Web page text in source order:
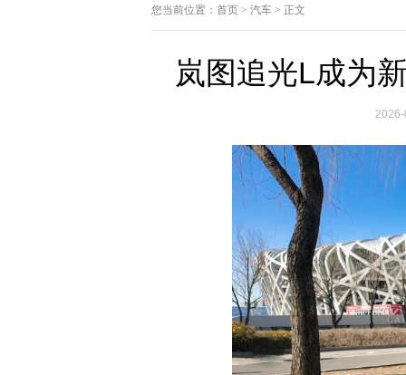
您当前位置： 首页> 汽车> 正文
岚图追光L成为